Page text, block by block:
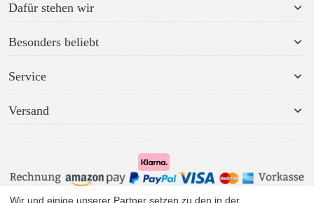
Dafür stehen wir
Besonders beliebt
Service
Versand
Wir und einige unserer Partner setzen zu den in der